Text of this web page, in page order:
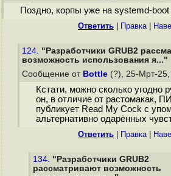
Поздно, корпы уже на systemd-
Ответить Правка|
124. "Разработчики GRUB2
возможность использования я..."
Сообщение от Bottle (?), 25-Мрт-
Кстати, можно сколько угодно
он, в отличие от растомакaк,
публикует Read My Cock с
альтернативно одарённых
Ответить Правка|
134. "Разработчики GRUB2
рассматривают возможность